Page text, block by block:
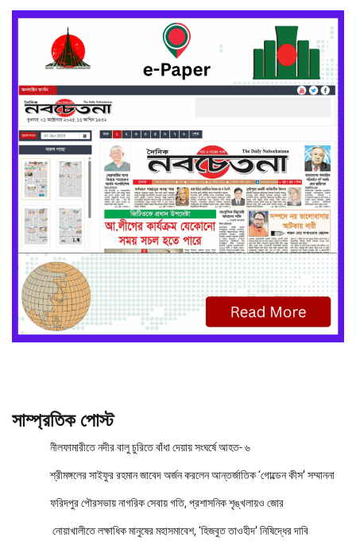
সাম্প্রতিক পোস্ট
নীলফামারীতে নদীর বালু চুরিতে বাঁধা দেয়ায় সংঘর্ষে আহত- ৬
শ্রীমঙ্গলের সাইফুর রহমান জাবেদ অর্জন করলেন আন্তর্জাতিক ‘গোল্ডেন কীস’ সম্মাননা
ফরিদপুর পৌরসভায় নাগরিক সেবায় গতি, প্রশাসনিক শৃঙ্খলায়ও জোর
নোয়াখালীতে লক্ষাধিক মানুষের মহাসমাবেশ, ‘হিজবুত তাওহীদ’ নিষিদ্ধের দাবি